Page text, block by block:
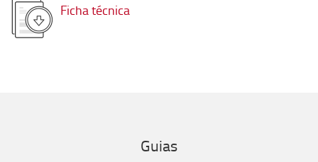
Ficha técnica
Guias